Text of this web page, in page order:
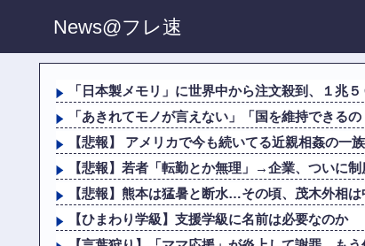
News@フレ速
「日本製メモリ」に世界中から注文殺到、１兆
「あきれてモノが言えない」「国を維持できる
【悲報】 アメリカで今も続いてる近親相姦の一
【悲報】若者「転勤とか無理」→企業、ついに
【悲報】熊本は猛暑と断水…その頃、茂木外相
【ひまわり学級】支援学級に名前は必要なのか